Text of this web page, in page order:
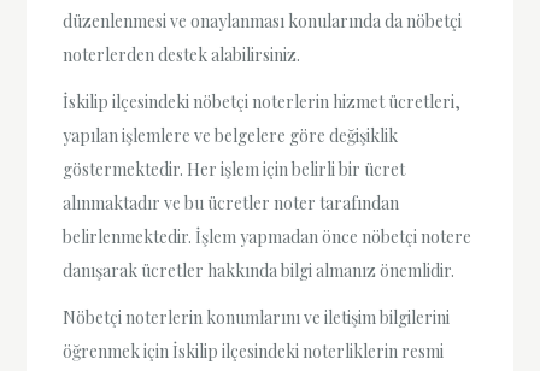
düzenlenmesi ve onaylanması konularında da nöbetçi
noterlerden destek alabilirsiniz.
İskilip ilçesindeki nöbetçi noterlerin hizmet ücretleri,
yapılan işlemlere ve belgelere göre değişiklik
göstermektedir. Her işlem için belirli bir ücret
alınmaktadır ve bu ücretler noter tarafından
belirlenmektedir. İşlem yapmadan önce nöbetçi notere
danışarak ücretler hakkında bilgi almanız önemlidir.
Nöbetçi noterlerin konumlarını ve iletişim bilgilerini
öğrenmek için İskilip ilçesindeki noterliklerin resmi